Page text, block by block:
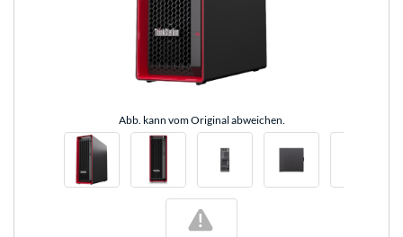
Abb. kann vom Original abweichen.
!